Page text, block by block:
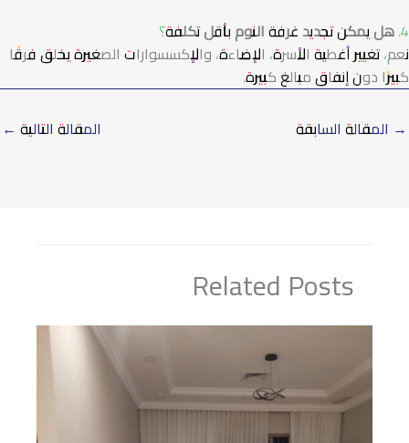
4. هل يمكن تجديد غرفة النوم بأقل تكلفة؟
نعم، تغيير أغطية الأسرة، الإضاءة، والإكسسوارات الصغيرة يخلق فرقًا
كبيرًا دون إنفاق مبالغ كبيرة.
→ المقالة السابقة المقالة التالية ←
Related Posts